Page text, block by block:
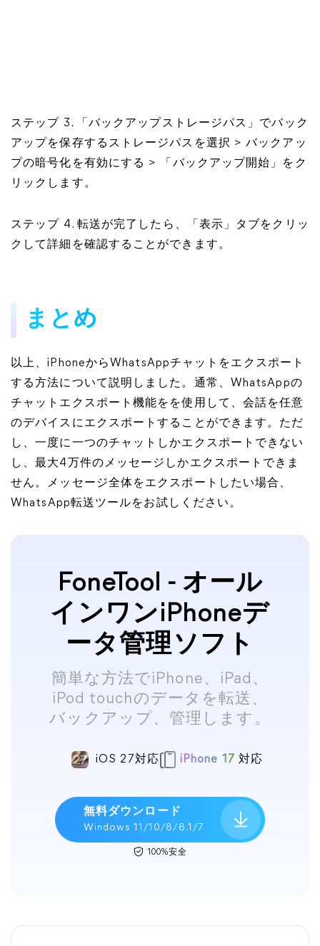
ステップ 3. 「バックアップストレージパス」でバック
アップを保存するストレージパスを選択 > バックアッ
プの暗号化を有効にする > 「バックアップ開始」をク
リックします。
ステップ 4. 転送が完了したら、「表示」タブをクリッ
クして詳細を確認することができます。
まとめ
以上、iPhoneからWhatsAppチャットをエクスポート
する方法について説明しました。通常、WhatsAppの
チャットエクスポート機能をを使用して、会話を任意
のデバイスにエクスポートすることができます。ただ
し、一度に一つのチャットしかエクスポートできない
し、最大4万件のメッセージしかエクスポートできま
せん。メッセージ全体をエクスポートしたい場合、
WhatsApp転送ツールをお試しください。
FoneTool - オール
インワンiPhoneデ
ータ管理ソフト
簡単な方法でiPhone、iPad、
iPod touchのデータを転送、
バックアップ、管理します。
iOS 27対応 iPhone 17 対応
無料ダウンロード
Windows 11/10/8/8.1/7
100%安全